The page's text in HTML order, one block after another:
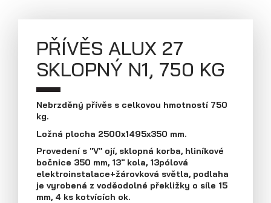
Náhradní díly
Servis
Skladové přívěsy
Praktické informace
Kariéra
Navštivte nás
Průmyslová 2081, 594 01 Velké Meziříčí
Tel: +420 566 653 311
Fax: +420 566 653 368
E-mail: obchod@agados.cz
Přívěsy s koly vedle ložné plochy
(plechové bočnice)
PŘÍVĚS ALUX 27
SKLOPNÝ N1, 750 KG
Nebrzděný přívěs s celkovou hmotností 750
kg.
Ložná plocha 2500x1495x350 mm.
Provedení s "V" ojí, sklopná korba, hliníkové
bočnice 350 mm, 13" kola, 13pólová
elektroinstalace+žárovková světla, podlaha
je vyrobená z voděodolné překližky o síle 15
mm, 4 ks kotvících ok.